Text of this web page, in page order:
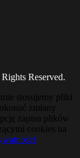
Reserved.
stosujemy pliki
zmiany
zapisu plików
cookies na